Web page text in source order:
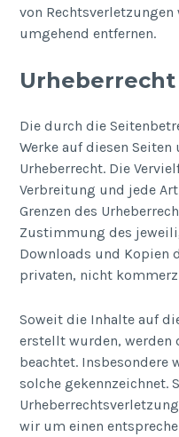
von
umgehend entfernen.
Urheberrecht
Die durch die
Werke auf diesen
Urheberrecht. Die
Verbreitung und jede
Grenzen des
Zustimmung des
Downloads und Kopien
privaten, nicht
Soweit die Inhalte auf
erstellt wurden, werden
beachtet. Insbesondere
solche gekennzeichnet.
wir um einen